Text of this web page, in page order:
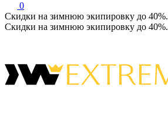
0
Скидки на зимнюю экипировку до 40%.
Скидки на зимнюю экипировку до 40%.